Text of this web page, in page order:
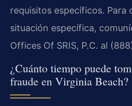
requisitos específicos. Para
situación específica,
Offices Of SRIS, P.C. al
¿Cuánto tiempo puede
fraude en Virginia Beach?